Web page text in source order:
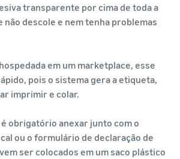
transparente por cima de toda a
não descole e nem tenha problemas
em um marketplace, esse
pois o sistema gera a etiqueta,
imprimir e colar.
obrigatório anexar junto com o
ou o formulário de declaração de
ser colocados em um saco plástico